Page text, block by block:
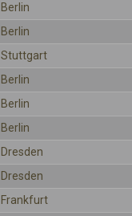
Berlin
Berlin
Stuttgart
Berlin
Berlin
Berlin
Dresden
Dresden
Frankfurt